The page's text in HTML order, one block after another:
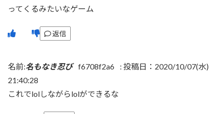
ってくるみたいなゲーム
返信
名前:名もなき忍び f6708f2a6 : 投稿日：2020/10/07(水)
21:40:28
これでlolしながらlolができるな